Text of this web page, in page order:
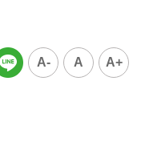
A- A A+